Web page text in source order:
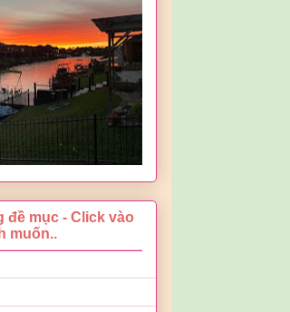
đề mục - Click vào
muốn..